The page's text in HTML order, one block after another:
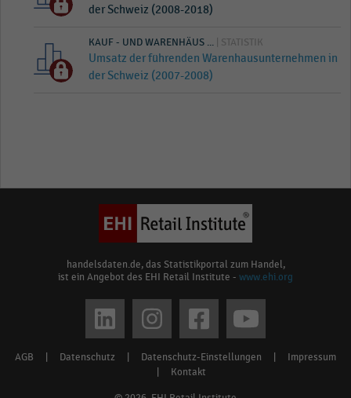
der Schweiz (2008-2018)
KAUF - UND WARENHÄUS ... | STATISTIK
Umsatz der führenden Warenhausunternehmen in
der Schweiz (2007-2008)
handelsdaten.de, das Statistikportal zum Handel,
ist ein Angebot des EHI Retail Institute - www.ehi.org
Footer
AGB Datenschutz Datenschutz-Einstellungen
Impressum
Kontakt